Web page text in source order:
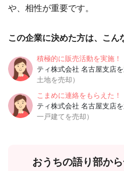
や、相性が重要です。
この企業に決めた方は、こん
積極的に販売活動を実施！
ティ株式会社 名古屋支店
土地を売却）
こまめに連絡をもらえた！
ティ株式会社 名古屋支店
一戸建てを売却）
おうちの語り部から